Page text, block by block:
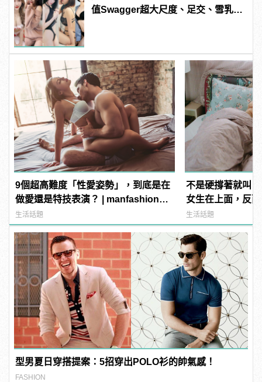
值Swagger超大尺度、足交、雪乳、
9個超高難度「性愛姿勢」，到底是在
做愛還是特技表演？ | manfashion這
樣變型男
生活話題
不是硬撐著就叫
女生在上面，反
生活話題
型男夏日穿搭提案：5招穿出POLO衫的帥氣感！
FASHION